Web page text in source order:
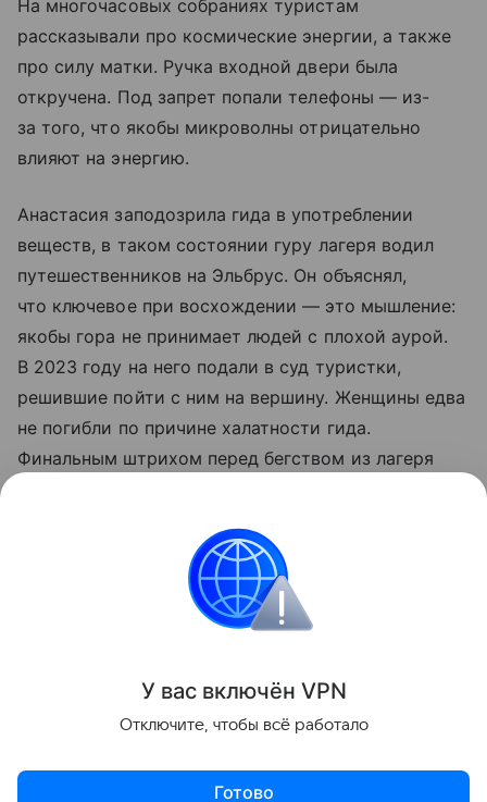
На многочасовых собраниях туристам
рассказывали про космические энергии, а также
про силу матки. Ручка входной двери была
откручена. Под запрет попали телефоны — из-
за того, что якобы микроволны отрицательно
влияют на энергию.
Анастасия заподозрила гида в употреблении
веществ, в таком состоянии гуру лагеря водил
путешественников на Эльбрус. Он объяснял,
что ключевое при восхождении — это мышление:
якобы гора не принимает людей с плохой аурой.
В 2023 году на него подали в суд туристки,
решившие пойти с ним на вершину. Женщины едва
не погибли по причине халатности гида.
Финальным штрихом перед бегством из лагеря
и организовать поселение.
Кабардино-Балкария
Поделиться
У вас включён VPN
Отключите, чтобы всё работало
Готово